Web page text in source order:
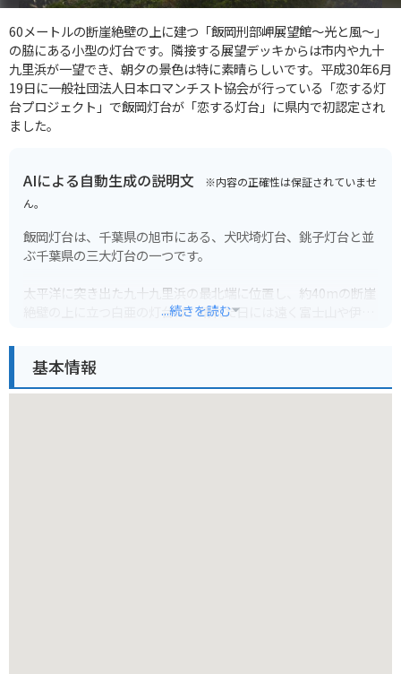
60メートルの断崖絶壁の上に建つ「飯岡刑部岬展望館～光と風～」
の脇にある小型の灯台です。隣接する展望デッキからは市内や九十
九里浜が一望でき、朝夕の景色は特に素晴らしいです。平成30年6月
19日に一般社団法人日本ロマンチスト協会が行っている「恋する灯
台プロジェクト」で飯岡灯台が「恋する灯台」に県内で初認定され
ました。
AIによる自動生成の説明文 ※内容の正確性は保証されていませ
ん。
飯岡灯台は、千葉県の旭市にある、犬吠埼灯台、銚子灯台と並
ぶ千葉県の三大灯台の一つです。
太平洋に突き出た九十九里浜の最北端に位置し、約40mの断崖
絶壁の上に立つ白亜の灯台は、晴れた日には遠く富士山や伊豆
周辺には、飯岡漁港があり、新鮮な魚介類を味わえる他、海水
浴場やキャンプ場などもあり、一年を通して楽しめる観光スポ
...続きを読む
基本情報